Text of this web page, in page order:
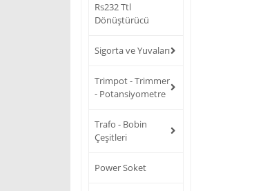
Rs232 Ttl
Dönüştürücü
Sigorta ve Yuvaları
Trimpot - Trimmer
- Potansiyometre
Trafo - Bobin
Çeşitleri
Power Soket